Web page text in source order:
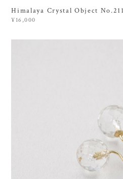
Himalaya Crystal Object
¥16,000